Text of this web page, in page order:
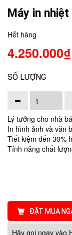
Máy in
Hết hàng
4.250.000₫
SỐ LƯỢNG
Lý tưởng cho nhà
In hình ảnh và văn
Tiết kiệm đến 30%
Tính năng chất
ĐẶT MUA
Hãy gọi ngay vào